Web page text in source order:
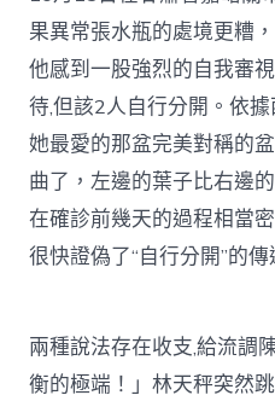
果異常張水瓶的處境更糟
他感到一股強烈的自我審
待,但該2人自行分開。依
她最愛的那盆完美對稱的
曲了，左邊的葉子比右邊
在確診前幾天的過程相當
很快證偽了“自行分開”的
兩種說法存在收支,給流調
衡的極端！」林天秤突然